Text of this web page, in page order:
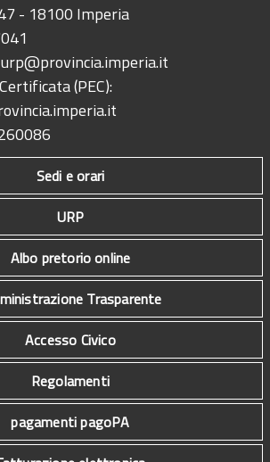
- 18100 Imperia
urp@provincia.imperia.it
(PEC):
Sedi e orari
URP
Albo pretorio online
Trasparente
Accesso Civico
Regolamenti
pagamenti pagoPA